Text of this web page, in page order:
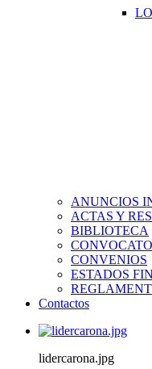
ANUNCIOS
ACTAS Y
BIBLIOTECA
CONVENIOS
ESTADOS
Contactos
lidercarona.jpg